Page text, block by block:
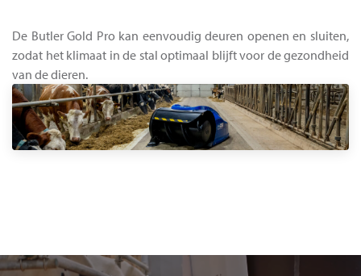
De Butler Gold Pro kan eenvoudig deuren openen en sluiten,
zodat het klimaat in de stal optimaal blijft voor de gezondheid
van de dieren.